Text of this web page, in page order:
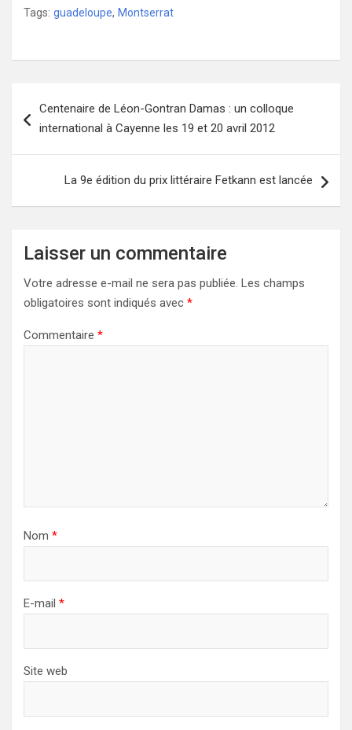
Tags: guadeloupe, Montserrat
de
Centenaire de Léon-Gontran Damas : un colloque
international à Cayenne les 19 et 20 avril 2012
La 9e édition du prix littéraire Fetkann est lancée
Laisser un commentaire
Votre adresse e-mail ne sera pas publiée. Les champs
obligatoires sont indiqués avec *
Commentaire *
Nom *
E-mail *
Site web